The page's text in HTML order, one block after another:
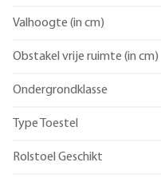
Valhoogte (in cm)
Obstakel vrije ruimte (in cm)
Ondergrondklasse
Type Toestel
Rolstoel Geschikt